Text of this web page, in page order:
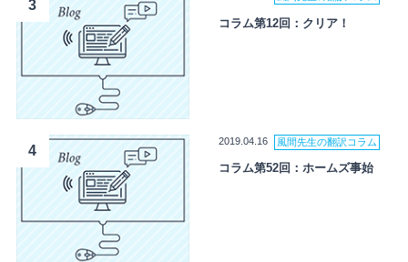
3
コラム第12回：クリア！
4
2019.04.16 風間先生の翻訳コラム
コラム第52回：ホームズ事始